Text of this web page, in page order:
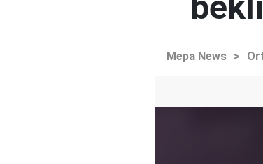
Mepa News >